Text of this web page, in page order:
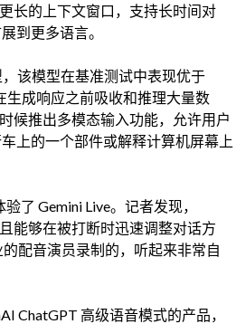
长的上下文窗口，支持长时间对
到更多语言。
，该模型在基准测试中表现优于
生成响应之前吸收和推理大量数
候推出多模态输入功能，允许用户
上的一个部件或解释计算机屏幕上
了 Gemini Live。记者发现，
能够在被打断时迅速调整对话方
配音演员录制的，听起来非常自
ChatGPT 高级语音模式的产品，